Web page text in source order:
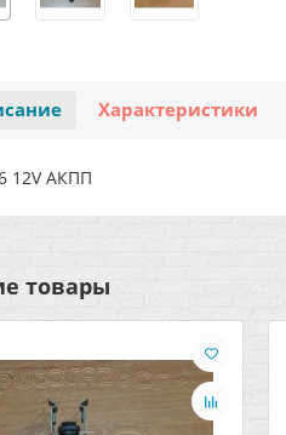
Характеристики
12V АКПП
товары